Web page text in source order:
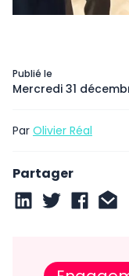
Publié le
Mercredi 31
Par Olivier Réal
Partager